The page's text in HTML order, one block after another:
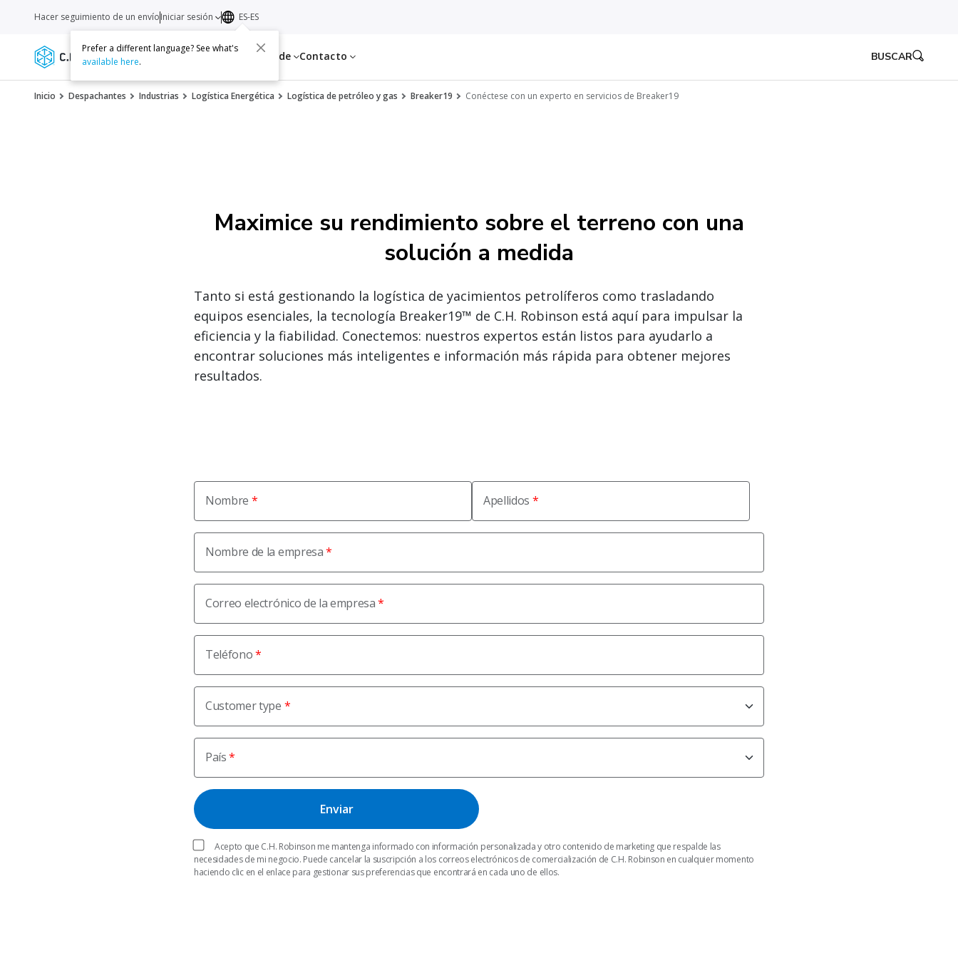
Servicios Recursos Acerca de Contacto
Hacer seguimiento de un envíoIniciar sesión ES-ES
Prefer a different language? See what's
available here. BUSCAR
Inicio Despachantes Industrias Logística Energética Logística de petróleo y gas Breaker19 Conéctese con un experto en servicios de Breaker19
Maximice su rendimiento sobre el terreno con una
solución a medida
Tanto si está gestionando la logística de yacimientos petrolíferos como trasladando
equipos esenciales, la tecnología Breaker19™ de C.H. Robinson está aquí para impulsar la
eficiencia y la fiabilidad. Conectemos: nuestros expertos están listos para ayudarlo a
encontrar soluciones más inteligentes e información más rápida para obtener mejores
resultados.
Nombre Apellidos
Nombre de la empresa
Correo electrónico de la empresa
Teléfono
Customer type
País
Acepto que C.H. Robinson me mantenga informado con información personalizada y otro contenido de marketing que respalde las
necesidades de mi negocio. Puede cancelar la suscripción a los correos electrónicos de comercialización de C.H. Robinson en cualquier momento
haciendo clic en el enlace para gestionar sus preferencias que encontrará en cada uno de ellos.